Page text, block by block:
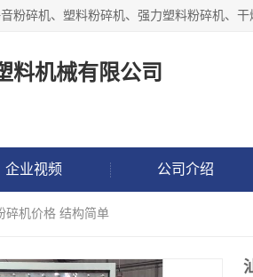
料机械有限公司
企业视频 公司介绍
碎机价格 结构简单